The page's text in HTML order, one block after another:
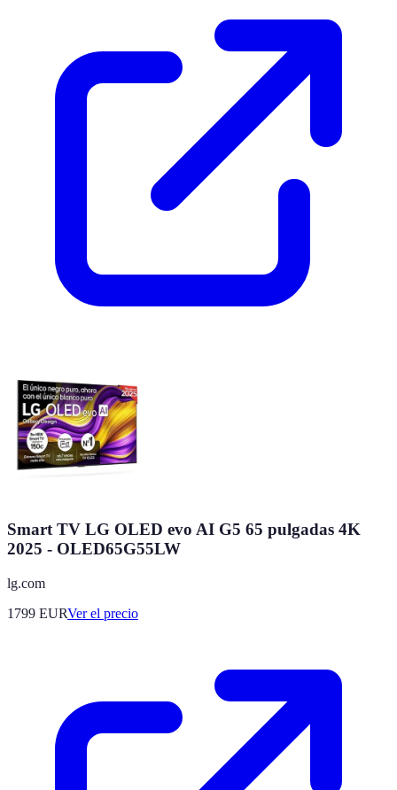
Smart TV LG OLED evo AI G5 65 pulgadas 4K
2025 - OLED65G55LW
lg.com
1799 EURVer el precio